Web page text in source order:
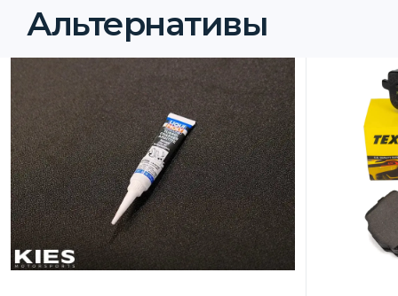
Альтернативы